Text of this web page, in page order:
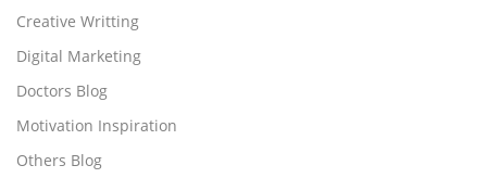
Creative Writting
Digital Marketing
Doctors Blog
Motivation Inspiration
Others Blog